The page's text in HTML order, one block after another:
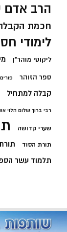
הרב אדם
חכמת
לימודי
ליקוטי מוהר"ן
ספר הזוהר פורים
קבלה למתחיל
רבי ברוך שלום הלוי
שערי קדושה
תורת הסוד
תלמוד עשר